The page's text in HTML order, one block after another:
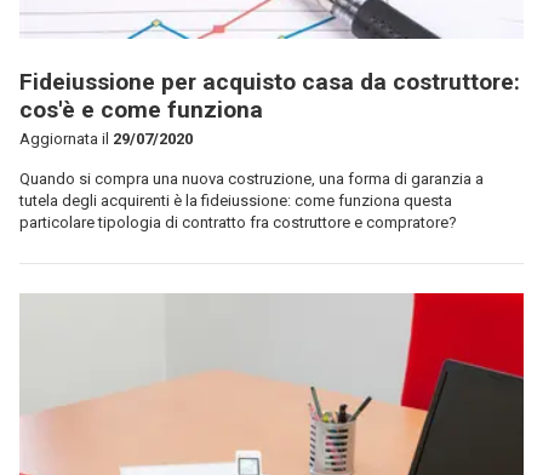
Fideiussione per acquisto casa da costruttore:
cos'è e come funziona
Aggiornata il 29/07/2020
Quando si compra una nuova costruzione, una forma di garanzia a
tutela degli acquirenti è la fideiussione: come funziona questa
particolare tipologia di contratto fra costruttore e compratore?